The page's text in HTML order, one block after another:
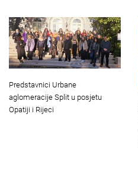
Predstavnici Urbane
aglomeracije Split u posjetu
Opatiji i Rijeci